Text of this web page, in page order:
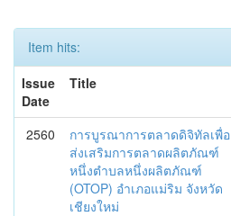
Item hits:
Issue
Date
Title
2560
การบูรณาการตลาดดิจิทัลเพื่อ
ส่งเสริมการตลาดผลิตภัณฑ์
หนึ่งตำบลหนึ่งผลิตภัณฑ์
(OTOP) อำเภอแม่ริม จังหวัด
เชียงใหม่